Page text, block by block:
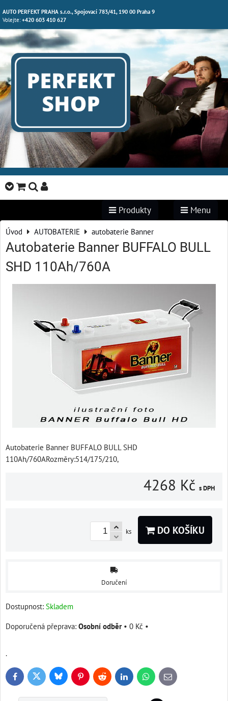
AUTO PERFEKT PRAHA s.r.o., Spojovací 783/41, 190 00 Praha 9
Volejte:+420 603 410 627
Produkty Menu
Úvod AUTOBATERIE autobaterie Banner
Autobaterie Banner BUFFALO BULL
SHD 110Ah/760A
Autobaterie Banner BUFFALO BULL SHD
110Ah/760ARozměry:514/175/210,
4268 Kč s DPH
ks DO KOŠÍKU
Doručení
Dostupnost: Skladem
Osobní odběr • 0 Kč •
.
FacebookTwitter BlueskyPinterestReddit LinkedInWhatsApp
E-
mail